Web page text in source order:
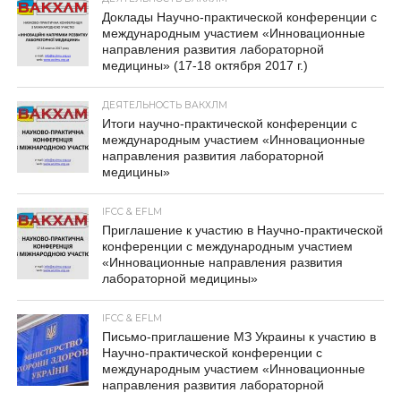
Доклады Научно-практической конференции с
международным участием «Инновационные
направления развития лабораторной
медицины» (17-18 октября 2017 г.)
ДЕЯТЕЛЬНОСТЬ ВАКХЛМ
Итоги научно-практической конференции с
международным участием «Инновационные
направления развития лабораторной
медицины»
IFCC & EFLM
Приглашение к участию в Научно-практической
конференции с международным участием
«Инновационные направления развития
лабораторной медицины»
IFCC & EFLM
Письмо-приглашение МЗ Украины к участию в
Научно-практической конференции с
международным участием «Инновационные
направления развития лабораторной